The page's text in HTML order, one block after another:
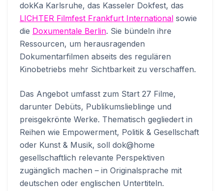
dokKa Karlsruhe, das Kasseler Dokfest, das
LICHTER Filmfest Frankfurt International sowie
die Doxumentale Berlin. Sie bündeln ihre
Ressourcen, um herausragenden
Dokumentarfilmen abseits des regulären
Kinobetriebs mehr Sichtbarkeit zu verschaffen.
Das Angebot umfasst zum Start 27 Filme,
darunter Debüts, Publikumslieblinge und
preisgekrönte Werke. Thematisch gegliedert in
Reihen wie Empowerment, Politik & Gesellschaft
oder Kunst & Musik, soll dok@home
gesellschaftlich relevante Perspektiven
zugänglich machen – in Originalsprache mit
deutschen oder englischen Untertiteln.